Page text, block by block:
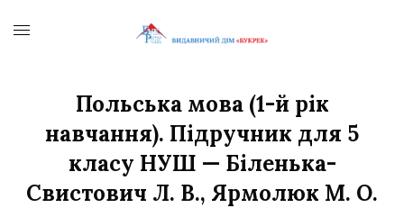
Польська мова (1-й рік
навчання). Підручник для 5
класу НУШ — Біленька-
Свистович Л. В., Ярмолюк М. О.